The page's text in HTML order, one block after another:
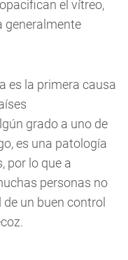
el vítreo,
generalmente
es la primera causa
grado a uno de
es una patología
por lo que a
personas no
un buen control